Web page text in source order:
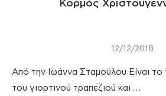
Κορμός
12/12/2018
Από την Ιωάννα Σταμούλου Είναι το
του γιορτινού τραπεζιού και …